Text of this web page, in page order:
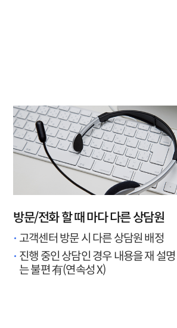
방문/전화 할 때 마다 다른 상담원
고객센터 방문 시 다른 상담원 배정
진행 중인 상담인 경우 내용을 재 설
는 불편 有(연속성 X)